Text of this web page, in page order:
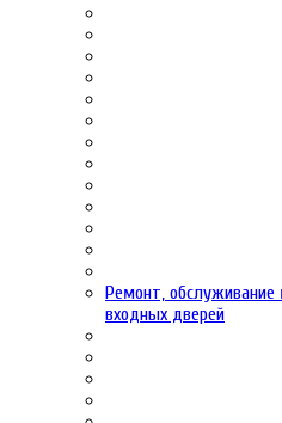
Ремонт, обслуживание
входных дверей